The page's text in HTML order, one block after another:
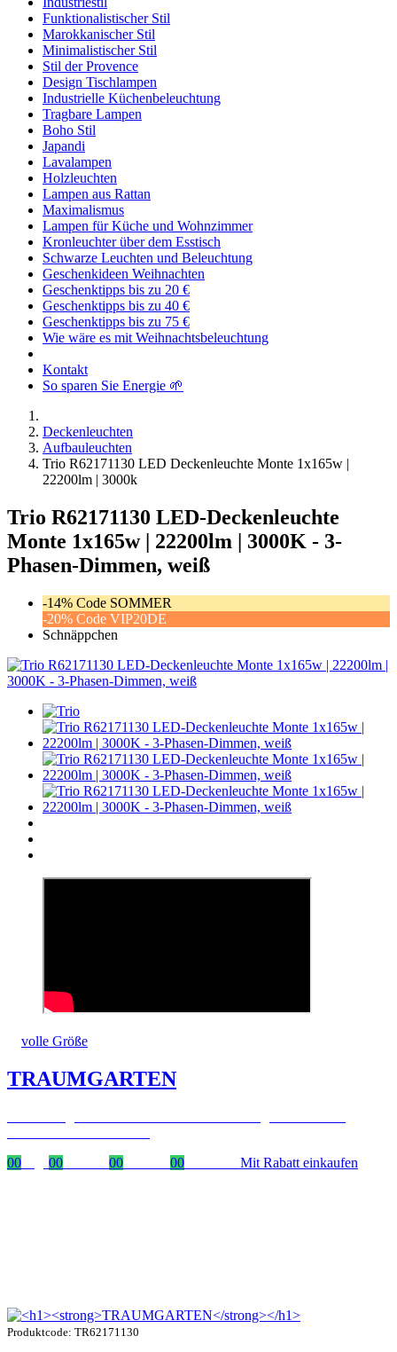
Funktionalistischer Stil
Marokkanischer Stil
Minimalistischer Stil
Stil der Provence
Design Tischlampen
Industrielle Küchenbeleuchtung
Tragbare Lampen
Boho Stil
Japandi
Lavalampen
Holzleuchten
Lampen aus Rattan
Maximalismus
Lampen für Küche und Wohnzimmer
Kronleuchter über dem Esstisch
Schwarze Leuchten und Beleuchtung
Geschenkideen Weihnachten
Geschenktipps bis zu 20 €
Geschenktipps bis zu 40 €
Geschenktipps bis zu 75 €
Wie wäre es mit Weihnachtsbeleuchtung
Kontakt
So sparen Sie Energie 🌱
Deckenleuchten
Aufbauleuchten
Trio R62171130 LED Deckenleuchte Monte 1x165w |
22200lm | 3000k
Trio R62171130 LED-Deckenleuchte
Monte 1x165w | 22200lm | 3000K - 3-
Phasen-Dimmen, weiß
-14% Code SOMMER
-20% Code VIP20DE
Schnäppchen
volle Größe
TRAUMGARTEN
00
00 00 00 Mit Rabatt einkaufen
Produktcode: TR62171130